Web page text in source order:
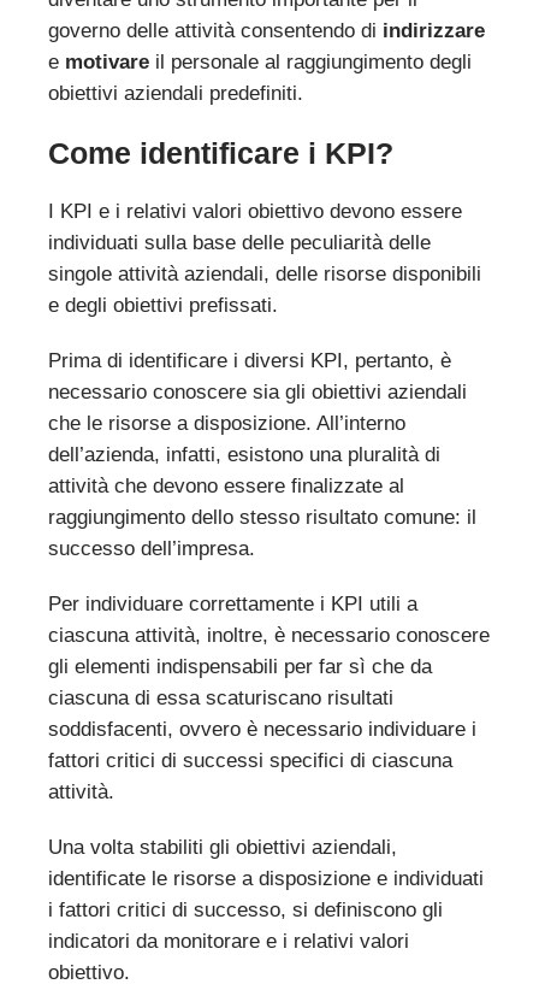
governo delle attività consentendo di indirizzare
e motivareil personale al raggiungimento degli
obiettivi aziendali predefiniti.
Come identificare i KPI?
I KPI e i relativi valori obiettivo devono essere
individuati sulla base delle peculiarità delle
singole attività aziendali, delle risorse disponibili
e degli obiettivi prefissati.
Prima di identificare i diversi KPI, pertanto, è
necessario conoscere sia gli obiettivi aziendali
che le risorse a disposizione. All’interno
dell’azienda, infatti, esistono una pluralità di
attività che devono essere finalizzate al
raggiungimento dello stesso risultato comune: il
successo dell’impresa.
Per individuare correttamente i KPI utili a
ciascuna attività, inoltre, è necessario conoscere
gli elementi indispensabili per far sì che da
ciascuna di essa scaturiscano risultati
soddisfacenti, ovvero è necessario individuare i
fattori critici di successi specifici di ciascuna
attività.
Una volta stabiliti gli obiettivi aziendali,
identificate le risorse a disposizione e individuati
i fattori critici di successo, si definiscono gli
indicatori da monitorare e i relativi valori
obiettivo.